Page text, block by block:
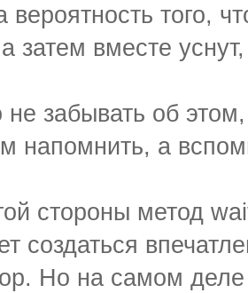
вероятность того,
затем вместе
не забывать об
напомнить, а
стороны метод
создаться
Но на самом деле